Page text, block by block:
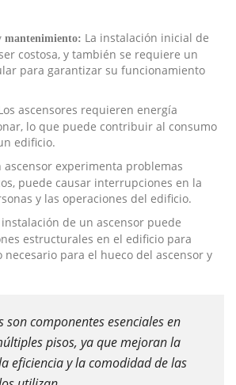
mantenimiento: La instalación inicial de
costosa, y también se requiere un
para garantizar su funcionamiento
ascensores requieren energía
lo que puede contribuir al consumo
edificio.
ascensor experimenta problemas
puede causar interrupciones en la
y las operaciones del edificio.
instalación de un ascensor puede
estructurales en el edificio para
necesario para el hueco del ascensor y
son componentes esenciales en
pisos, ya que mejoran la
eficiencia y la comodidad de las